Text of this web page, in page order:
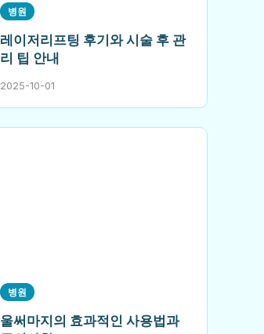
병원
레이저리프팅 후기와 시술 후 관
리 팁 안내
2025-10-01
병원
울써마지의 효과적인 사용법과